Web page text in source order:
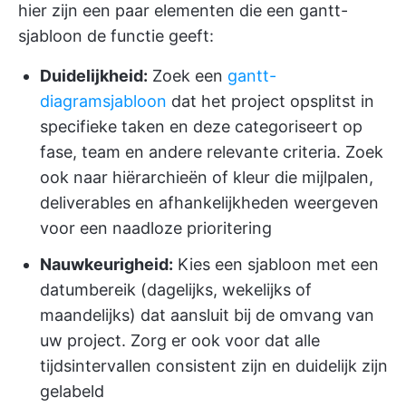
hier zijn een paar elementen die een gantt-
sjabloon de functie geeft:
Duidelijkheid: Zoek een gantt-
diagramsjabloon dat het project opsplitst in
specifieke taken en deze categoriseert op
fase, team en andere relevante criteria. Zoek
ook naar hiërarchieën of kleur die mijlpalen,
deliverables en afhankelijkheden weergeven
voor een naadloze prioritering
Nauwkeurigheid: Kies een sjabloon met een
datumbereik (dagelijks, wekelijks of
maandelijks) dat aansluit bij de omvang van
uw project. Zorg er ook voor dat alle
tijdsintervallen consistent zijn en duidelijk zijn
gelabeld